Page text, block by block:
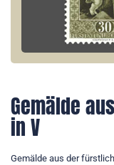
Gemälde
in V
Gemälde aus der